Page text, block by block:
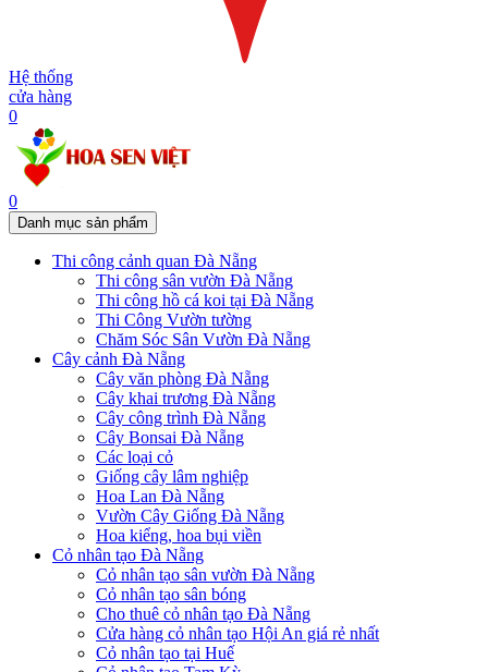
Hệ thống
cửa hàng
0
0
Danh mục sản phẩm
Thi công cảnh quan Đà Nẵng
Thi công sân vườn Đà Nẵng
Thi công hồ cá koi tại Đà Nẵng
Thi Công Vườn tường
Chăm Sóc Sân Vườn Đà Nẵng
Cây cảnh Đà Nẵng
Cây văn phòng Đà Nẵng
Cây khai trương Đà Nẵng
Cây công trình Đà Nẵng
Cây Bonsai Đà Nẵng
Các loại cỏ
Giống cây lâm nghiệp
Hoa Lan Đà Nẵng
Vườn Cây Giống Đà Nẵng
Hoa kiểng, hoa bụi viền
Cỏ nhân tạo Đà Nẵng
Cỏ nhân tạo sân vườn Đà Nẵng
Cỏ nhân tạo sân bóng
Cho thuê cỏ nhân tạo Đà Nẵng
Cửa hàng cỏ nhân tạo Hội An giá rẻ nhất
Cỏ nhân tạo tại Huế